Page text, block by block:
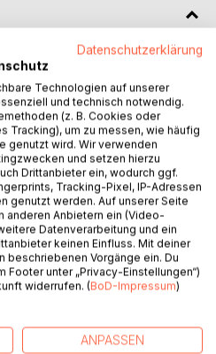
an einer unerträglichen
ihr Leben zerstört.
können ihr nicht helfen.
Erfahrung auf diesem
in den heißen Gran Chaco
Linderung der Migräne, aber
Ursache.
geschossen und auf einer
Bremsen in große Gefahr.
und Viehdiebesbande
fallen hochwertige
die Hazienda. Als Frank
Menschen zu spät.
Datenschutzerklärung
Technologien auf unserer
und technisch notwendig.
(z. B. Cookies oder
Tracking), um zu messen, wie häufig
genutzt wird. Wir verwenden
und setzen hierzu
Drittanbieter ein, wodurch ggf.
Tracking-Pixel, IP-Adressen
genutzt werden. Auf unserer Seite
anderen Anbietern ein (Video-
Datenverarbeitung und ein
keinen Einfluss. Mit deiner
beschriebenen Vorgänge ein. Du
Footer unter „Privacy-Einstellungen“)
widerrufen. (BoD-Impressum)
ANPASSEN